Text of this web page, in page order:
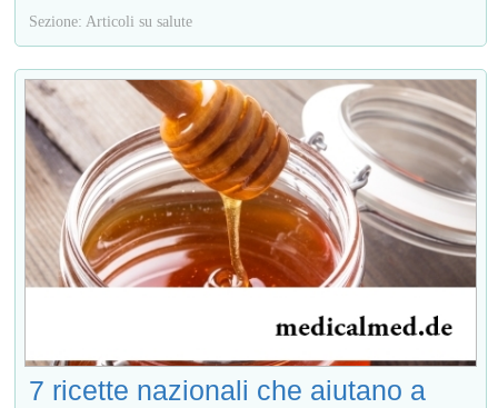
Sezione: Articoli su salute
7 ricette nazionali che aiutano a